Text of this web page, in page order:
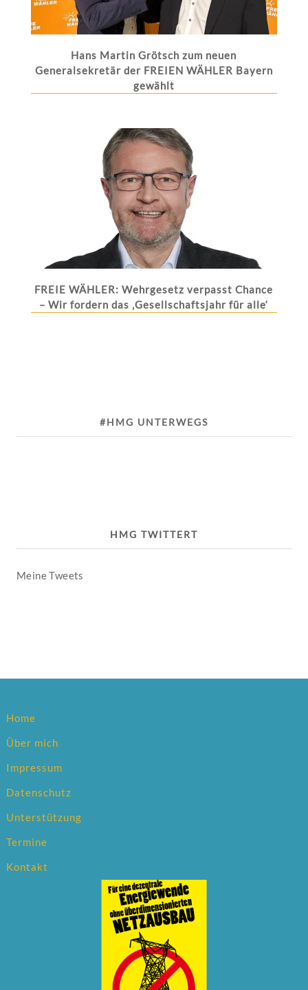
Hans Martin Grötsch zum neuen
Generalsekretär der FREIEN WÄHLER Bayern
gewählt
FREIE WÄHLER: Wehrgesetz verpasst Chance
– Wir fordern das ‚Gesellschaftsjahr für alle‘
#HMG UNTERWEGS
HMG TWITTERT
Meine Tweets
Home
Über mich
Impressum
Datenschutz
Unterstützung
Termine
Kontakt